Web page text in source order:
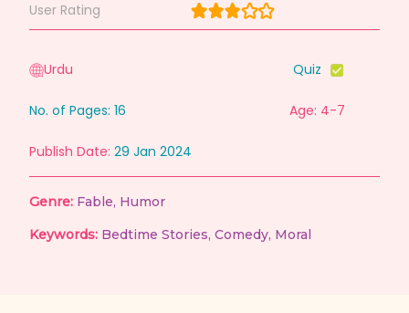
User Rating
Urdu Quiz
No. of Pages: 16 Age: 4-7
Publish Date: 29 Jan 2024
Genre: Fable, Humor
Keywords: Bedtime Stories, Comedy, Moral